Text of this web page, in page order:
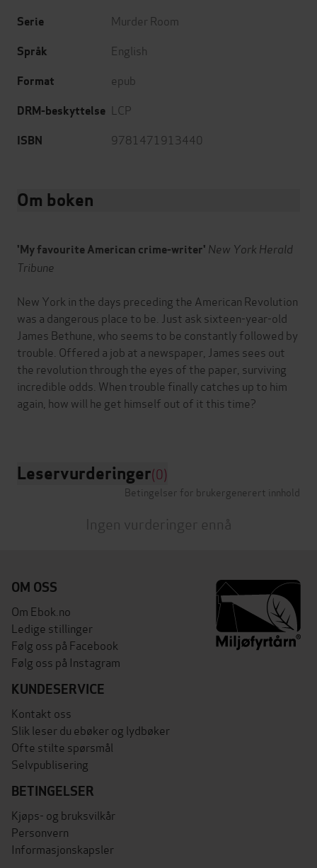
Serie Murder Room
Språk English
Format epub
DRM-beskyttelse LCP
ISBN 9781471913440
Om boken
'My favourite American crime-writer' New York Herald
Tribune
New York in the days preceding the American Revolution
was a dangerous place to be. Just ask sixteen-year-old
James Bethune, who seems to be constantly followed by
trouble. Offered a job at a newspaper, James sees out
the revolution through the eyes of the paper, surviving
incredible odds. When trouble finally catches up to him
again, how will he get himself out of it this time?
Leservurderinger(0)
Betingelser for brukergenerert innhold
Ingen vurderinger ennå
OM OSS
Om Ebok.no
Ledige stillinger
Følg oss på Facebook
Følg oss på Instagram
KUNDESERVICE
Kontakt oss
Slik leser du ebøker og lydbøker
Ofte stilte spørsmål
Selvpublisering
BETINGELSER
Kjøps- og bruksvilkår
Personvern
Informasjonskapsler